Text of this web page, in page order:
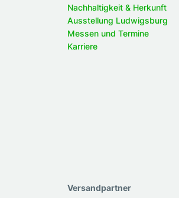
Nachhaltigkeit & Herkunft
Ausstellung Ludwigsburg
Messen und Termine
Karriere
Versandpartner